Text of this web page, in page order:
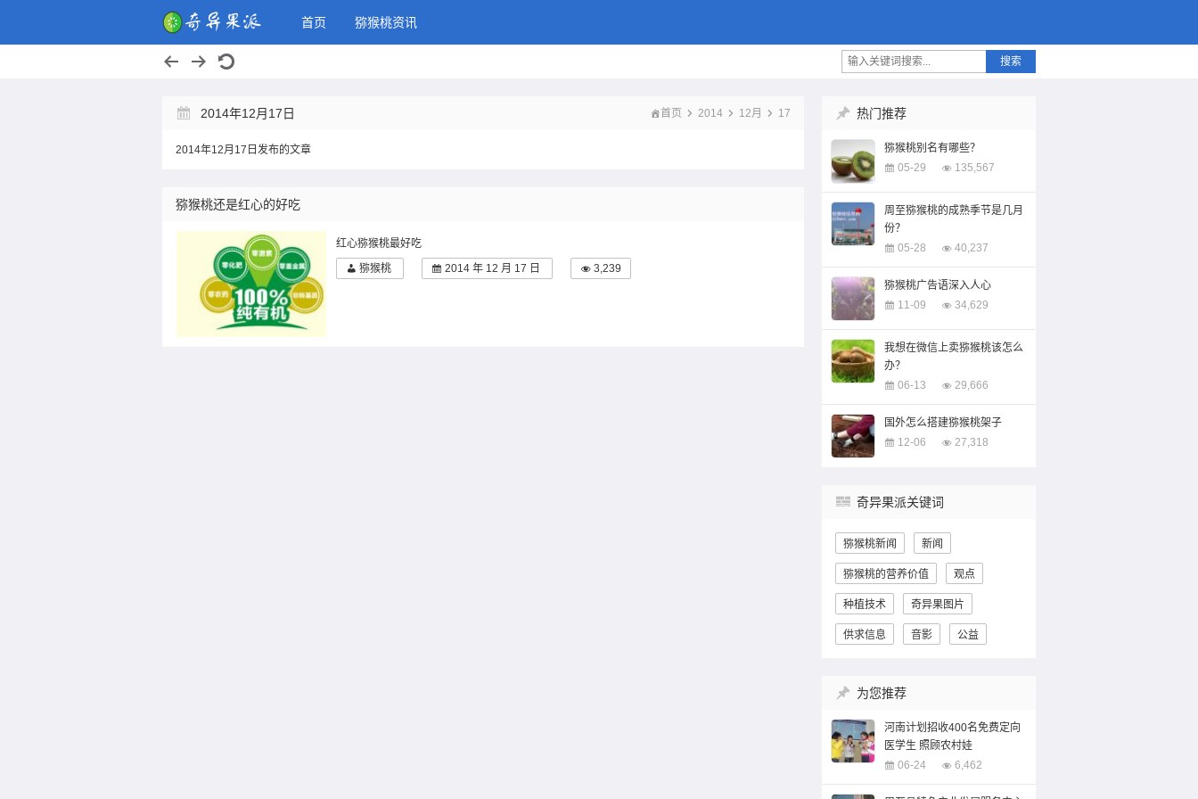
奇异果派，猕猴桃多一点
首页 猕猴桃资讯
搜索
2014年12月17日 首页 2014 12月 17
2014年12月17日发布的文章
猕猴桃还是红心的好吃
红心猕猴桃最好吃
猕猴桃
2014 年 12 月 17 日 3,239
热门推荐
猕猴桃别名有哪些？
05-29
135,567
周至猕猴桃的成熟季节是几月
份？
05-28
40,237
猕猴桃广告语深入人心
11-09
34,629
我想在微信上卖猕猴桃该怎么
办？
06-13
29,666
国外怎么搭建猕猴桃架子
12-06
27,318
奇异果派关键词
猕猴桃新闻 新闻
猕猴桃的营养价值 观点
种植技术 奇异果图片
供求信息 音影 公益
为您推荐
河南计划招收400名免费定向
医学生 照顾农村娃
06-24
6,462